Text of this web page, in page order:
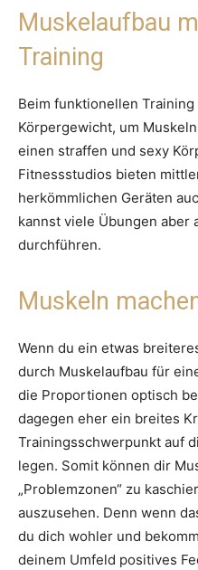
Muskelaufbau
Training
Beim funktionellen
Körpergewicht, um
einen straffen und sexy
Fitnessstudios bieten
herkömmlichen Geräten
kannst viele Übungen aber
durchführen.
Muskeln
Wenn du ein etwas
durch Muskelaufbau für
die Proportionen optisch
dagegen eher ein breites
Trainingsschwerpunkt auf
legen. Somit können dir
„Problemzonen“ zu
auszusehen. Denn wenn
du dich wohler und
deinem Umfeld positives